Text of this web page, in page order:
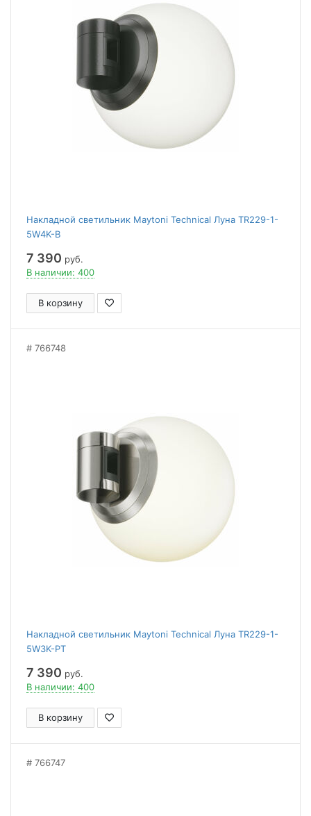
Накладной светильник Maytoni Technical Луна TR229-1-
5W4K-B
7 390 руб.
В наличии: 400
В корзину
766748
Накладной светильник Maytoni Technical Луна TR229-1-
5W3K-PT
7 390 руб.
В наличии: 400
В корзину
766747